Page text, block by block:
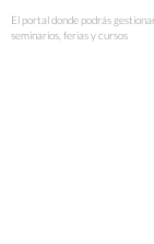
El portal donde podrás
seminarios, ferias y cursos